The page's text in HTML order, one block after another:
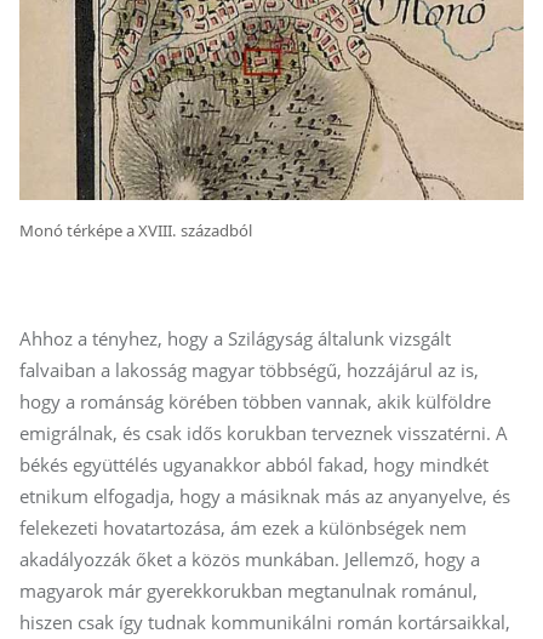
Monó térképe a XVIII. századból
Ahhoz a tényhez, hogy a Szilágyság általunk vizsgált
falvaiban a lakosság magyar többségű, hozzájárul az is,
hogy a románság körében többen vannak, akik külföldre
emigrálnak, és csak idős korukban terveznek visszatérni. A
békés együttélés ugyanakkor abból fakad, hogy mindkét
etnikum elfogadja, hogy a másiknak más az anyanyelve, és
felekezeti hovatartozása, ám ezek a különbségek nem
akadályozzák őket a közös munkában. Jellemző, hogy a
magyarok már gyerekkorukban megtanulnak románul,
hiszen csak így tudnak kommunikálni román kortársaikkal,